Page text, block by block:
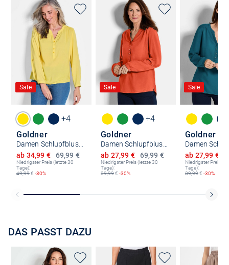
Sale
+4
Goldner
Damen Schlupfblusen - Kurzgröße
69,99 €
Ermäßigter Preis
ab 34,99 €
Niedrigster Preis (letzte 30
Tage):
49,99€ -30%
Sale
+4
Goldner
69,99 €
Ermäßigter Preis
ab 27,99 €
Niedrigster Preis (letzte 30
Tage):
39,99€ -30%
Sale
Goldner
Ermäßigter
ab 27,99 €
Niedrigster Preis
Tage):
39,99€ -30%
DAS PASST DAZU